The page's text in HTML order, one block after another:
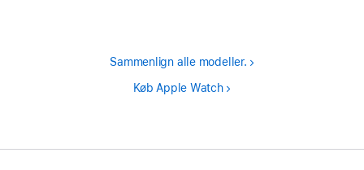
Sammenlign alle modeller.
Køb Apple Watch